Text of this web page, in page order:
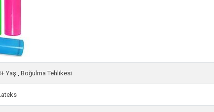
Yaş , Boğulma Tehlikesi